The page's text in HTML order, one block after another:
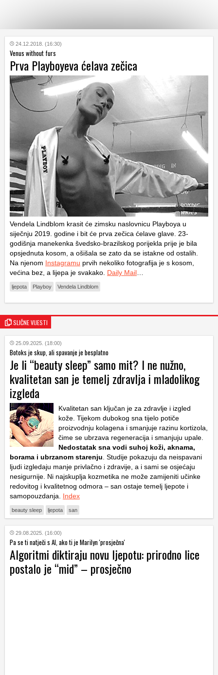
KATEGORIJE
HRVATSKI
WEB
24.12.2018. (16:30)
Venus without furs
Prva Playboyeva ćelava zečica
Vendela Lindblom krasit će zimsku naslovnicu Playboya u
siječnju 2019. godine i bit će prva zečica ćelave glave. 23-
godišnja manekenka švedsko-brazilskog porijekla prije je bila
opsjednuta kosom, a ošišala se zato da se istakne od ostalih.
Na njenom Instagramu prvih nekoliko fotografija je s kosom,
većina bez, a lijepa je svakako. Daily Mail…
ljepota Playboy Vendela Lindblom
SLIČNE VIJESTI
25.09.2025. (18:00)
Botoks je skup, ali spavanje je besplatno
Je li “beauty sleep” samo mit? I ne nužno,
kvalitetan san je temelj zdravlja i mladolikog
izgleda
Kvalitetan san ključan je za zdravlje i izgled
kože. Tijekom dubokog sna tijelo potiče
proizvodnju kolagena i smanjuje razinu kortizola,
čime se ubrzava regeneracija i smanjuju upale.
Nedostatak sna vodi suhoj koži, aknama,
borama i ubrzanom starenju. Studije pokazuju da neispavani
ljudi izgledaju manje privlačno i zdravije, a i sami se osjećaju
nesigurnije. Ni najskuplja kozmetika ne može zamijeniti učinke
redovitog i kvalitetnog odmora – san ostaje temelj ljepote i
samopouzdanja. Index
beauty sleep ljepota san
29.08.2025. (16:00)
Pa se ti natječi s AI, ako ti je Marilyn 'prosječna'
Algoritmi diktiraju novu ljepotu: prirodno lice
postalo je “mid” – prosječno